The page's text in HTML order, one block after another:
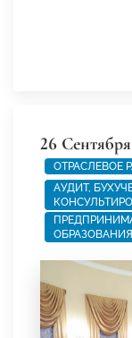
26
ОТРАСЛЕВОЕ
АУДИТ,